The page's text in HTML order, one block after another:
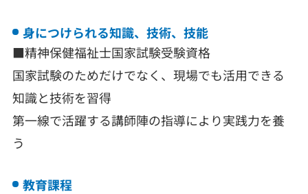
身につけられる知識、技術、技能
■精神保健福祉士国家試験受験資格
国家試験のためだけでなく、現場でも活用できる
知識と技術を習得
第一線で活躍する講師陣の指導により実践力を養
う
教育課程